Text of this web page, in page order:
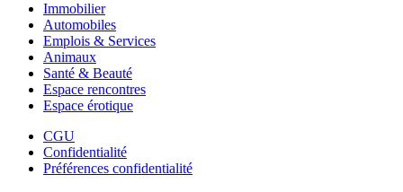
Immobilier
Automobiles
Emplois & Services
Animaux
Santé & Beauté
Espace rencontres
Espace érotique
CGU
Confidentialité
Préférences confidentialité